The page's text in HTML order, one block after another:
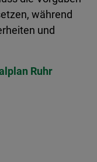
während
und
Ruhr